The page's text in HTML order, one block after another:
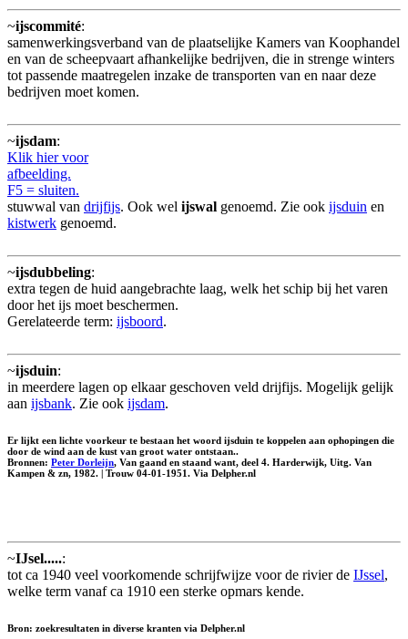
~ijscommité:
samenwerkingsverband van de plaatselijke Kamers van Koophandel
en van de scheepvaart afhankelijke bedrijven, die in strenge winters
tot passende maatregelen inzake de transporten van en naar deze
bedrijven moet komen.
~ijsdam:
Klik hier voor
afbeelding.
F5 = sluiten.
stuwwal van drijfijs. Ook wel ijswal genoemd. Zie ook ijsduin en
kistwerk genoemd.
~ijsdubbeling:
extra tegen de huid aangebrachte laag, welk het schip bij het varen
door het ijs moet beschermen.
Gerelateerde term: ijsboord.
~ijsduin:
in meerdere lagen op elkaar geschoven veld drijfijs. Mogelijk gelijk
aan ijsbank. Zie ook ijsdam.
Er lijkt een lichte voorkeur te bestaan het woord ijsduin te koppelen aan ophopingen die
door de wind aan de kust van groot water ontstaan..
Bronnen: Peter Dorleijn, Van gaand en staand want, deel 4. Harderwijk, Uitg. Van
Kampen & zn, 1982. | Trouw 04-01-1951. Via Delpher.nl
~IJsel.....:
tot ca 1940 veel voorkomende schrijfwijze voor de rivier de IJssel,
welke term vanaf ca 1910 een sterke opmars kende.
Bron: zoekresultaten in diverse kranten via Delpher.nl